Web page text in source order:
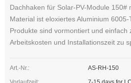
Dachhaken für Solar-PV-Module 150#
Material ist eloxiertes Aluminium
Produkte sind vormontiert und einfach
Arbeitskosten und Installationszeit zu
Art.-Nr.: AS-RH-150